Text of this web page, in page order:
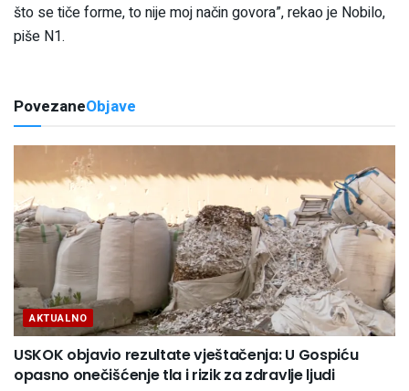
što se tiče forme, to nije moj način govora”, rekao je Nobilo,
piše N1.
PovezaneObjave
AKTUALNO
USKOK objavio rezultate vještačenja: U Gospiću
opasno onečišćenje tla i rizik za zdravlje ljudi